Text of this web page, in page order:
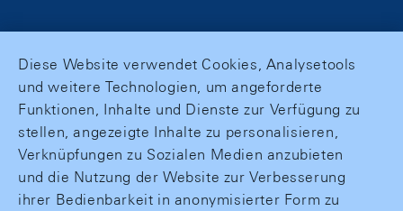
Diese Website verwendet Cookies, Analysetools
und weitere Technologien, um angeforderte
Funktionen, Inhalte und Dienste zur Verfügung zu
stellen, angezeigte Inhalte zu personalisieren,
Verknüpfungen zu Sozialen Medien anzubieten
und die Nutzung der Website zur Verbesserung
ihrer Bedienbarkeit in anonymisierter Form zu